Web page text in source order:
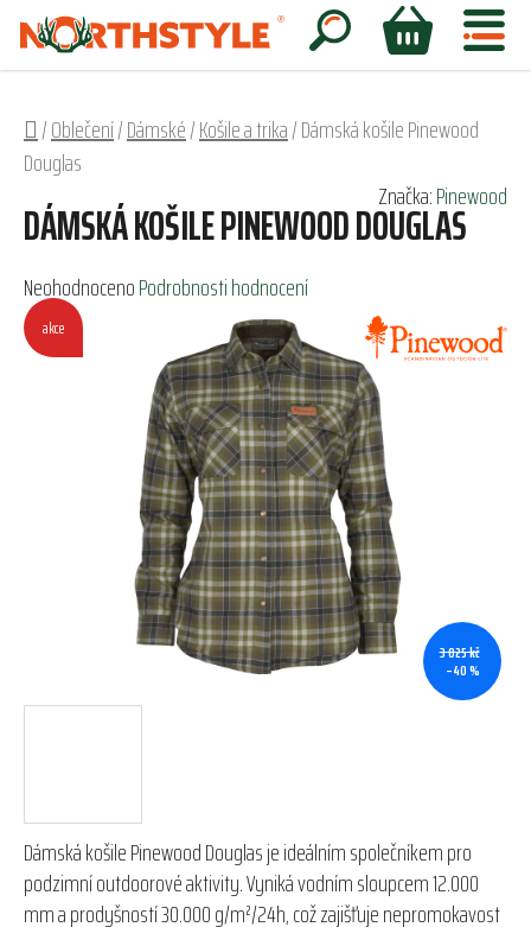
Přejít
obsah
Hledat
NÁKUPNÍ
Domů
/Oblečení/Dámské/Košile a trika/Dámská košile Pinewood
Douglas
Dámská košile Pinewood Douglas je ideálním společníkem pro
podzimní outdoorové aktivity. Vyniká vodním sloupcem 12.000
mm a prodyšností 30.000 g/m²/24h, což zajišťuje nepromokavost
DÁMSKÁ KOŠILE PINEWOOD DOUGLAS
Průměrné
hodnocení
produktu
NeohodnocenoPodrobnosti hodnocení
Značka:Pinewood
akce
3 025 kč
–40 %